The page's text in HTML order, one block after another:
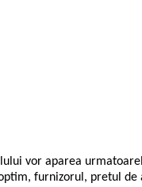
vor aparea
furnizorul, pretul de